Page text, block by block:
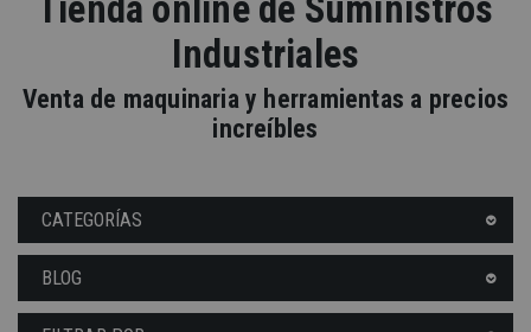
Tienda online de Suministros
Industriales
Venta de maquinaria y herramientas a precios
increíbles
CATEGORÍAS
BLOG